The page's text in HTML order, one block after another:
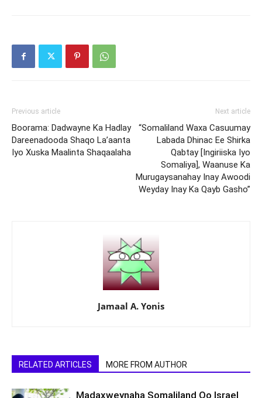
Previous article
Boorama: Dadwayne Ka Hadlay
Dareenadooda Shaqo La’aanta
Iyo Xuska Maalinta Shaqaalaha
Next article
“Somaliland Waxa Casuumay
Labada Dhinac Ee Shirka
Qabtay [Ingiriiska Iyo
Somaliya], Waanuse Ka
Murugaysanahay Inay Awoodi
Weyday Inay Ka Qayb Gasho”
Jamaal A. Yonis
RELATED ARTICLES MORE FROM AUTHOR
Madaxweynaha Somaliland Oo Israel